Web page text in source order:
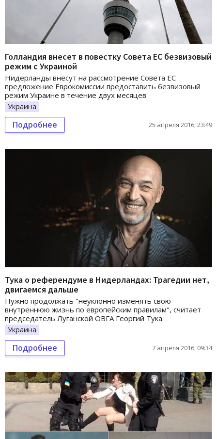
Голландия внесет в повестку Совета ЕС безвизовый
режим с Украиной
Нидерланды внесут на рассмотрение Совета ЕС
предложение Еврокомиссии предоставить безвизовый
режим Украине в течение двух месяцев
Украина
Подробнее 25 апреля 2016, 23:49
Тука о референдуме в Нидерландах: Трагедии нет,
двигаемся дальше
Нужно продолжать "неуклонно изменять свою
внутреннюю жизнь по европейским правилам", считает
председатель Луганской ОВГА Георгий Тука.
Украина
Подробнее 7 апреля 2016, 09:34